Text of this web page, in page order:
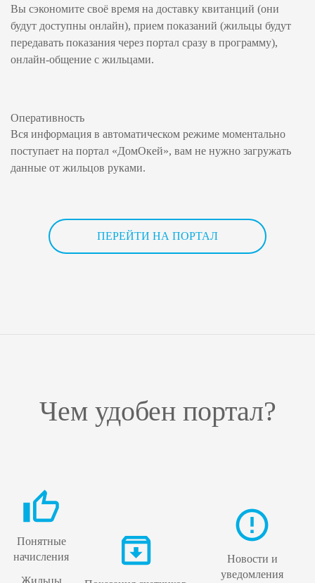
Вы сэкономите своё время на доставку квитанций (они
будут доступны онлайн), прием показаний (жильцы будут
передавать показания через портал сразу в программу),
онлайн-общение с жильцами.
Оперативность
Вся информация в автоматическом режиме моментально
поступает на портал «ДомОкей», вам не нужно загружать
данные от жильцов руками.
ПЕРЕЙТИ НА ПОРТАЛ
Чем удобен портал?
Понятные
начисления
Новости и
уведомления